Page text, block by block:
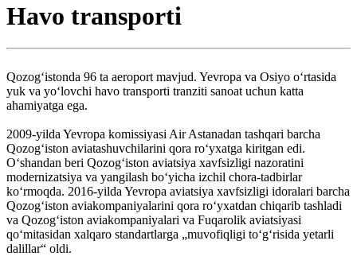
Havo transporti
Qozogʻistonda 96 ta aeroport mavjud. Yevropa va Osiyo oʻrtasida
yuk va yoʻlovchi havo transporti tranziti sanoat uchun katta
ahamiyatga ega.
2009-yilda Yevropa komissiyasi Air Astanadan tashqari barcha
Qozogʻiston aviatashuvchilarini qora roʻyxatga kiritgan edi.
Oʻshandan beri Qozogʻiston aviatsiya xavfsizligi nazoratini
modernizatsiya va yangilash boʻyicha izchil chora-tadbirlar
koʻrmoqda. 2016-yilda Yevropa aviatsiya xavfsizligi idoralari barcha
Qozogʻiston aviakompaniyalarini qora roʻyxatdan chiqarib tashladi
va Qozogʻiston aviakompaniyalari va Fuqarolik aviatsiyasi
qoʻmitasidan xalqaro standartlarga „muvofiqligi toʻgʻrisida yetarli
dalillar“ oldi.